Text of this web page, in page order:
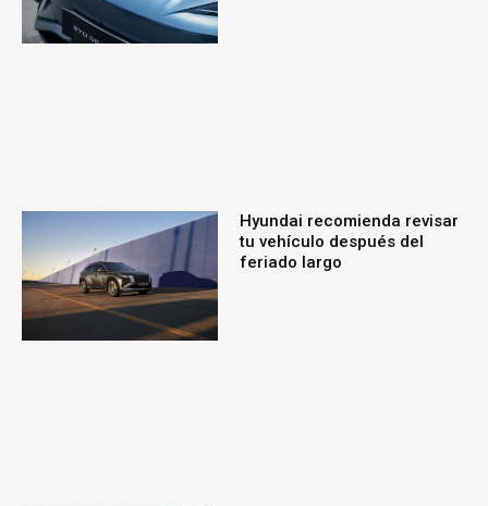
Hyundai recomienda revisar
tu vehículo después del
feriado largo